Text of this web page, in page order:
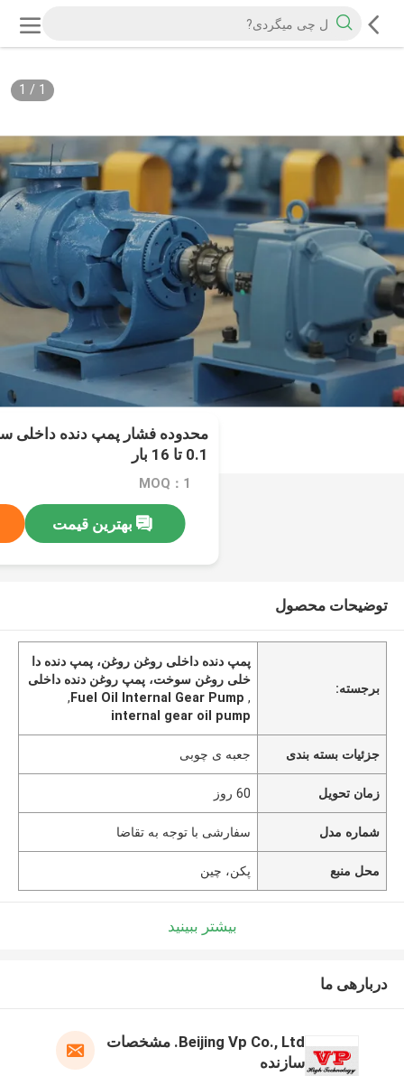
1
/
1
محدوده فشار پمپ دنده داخلی
0.1 تا 16 بار
MOQ：1
بهترین قیمت
توضیحات محصول
برجسته:
پمپ دنده داخلی روغن روغن، پمپ دنده دا
خلی روغن سوخت، پمپ روغن دنده داخلی
,
Fuel Oil Internal Gear Pump
,
internal gear oil pump
جزئیات بسته بندی جعبه ی چوبی
زمان تحویل 60 روز
شماره مدل سفارشی با توجه به تقاضا
محل منبع پکن، چین
بیشتر ببینید
دربارهی ما
Beijing Vp Co., Ltd. مشخصات
سازنده